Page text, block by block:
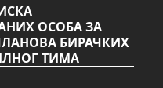
ОСОБА ЗА
БИРАЧКИХ
ТИМА